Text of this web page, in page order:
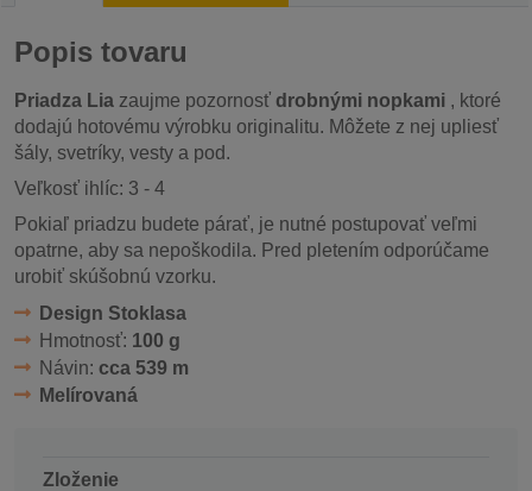
Popis tovaru
Priadza Lia zaujme pozornosť drobnými nopkami , ktoré
dodajú hotovému výrobku originalitu. Môžete z nej upliesť
šály, svetríky, vesty a pod.
Veľkosť ihlíc: 3 - 4
Pokiaľ priadzu budete párať, je nutné postupovať veľmi
opatrne, aby sa nepoškodila. Pred pletením odporúčame
urobiť skúšobnú vzorku.
Design Stoklasa
Hmotnosť: 100 g
Návin: cca 539 m
Melírovaná
Zloženie